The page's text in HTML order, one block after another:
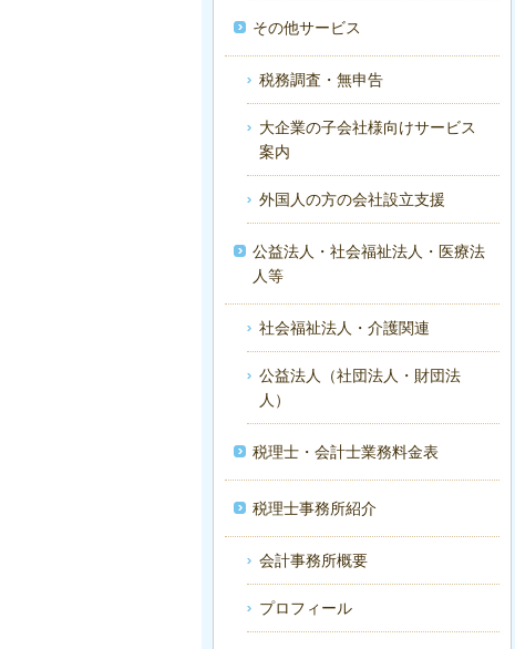
その他サービス
税務調査・無申告
大企業の子会社様向けサービス
案内
外国人の方の会社設立支援
公益法人・社会福祉法人・医療法
人等
社会福祉法人・介護関連
公益法人（社団法人・財団法
人）
税理士・会計士業務料金表
税理士事務所紹介
会計事務所概要
プロフィール